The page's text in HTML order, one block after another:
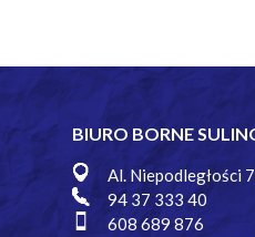
BIURO BORNE
Al. Niepodległości
94 37 333 40
608 689 876